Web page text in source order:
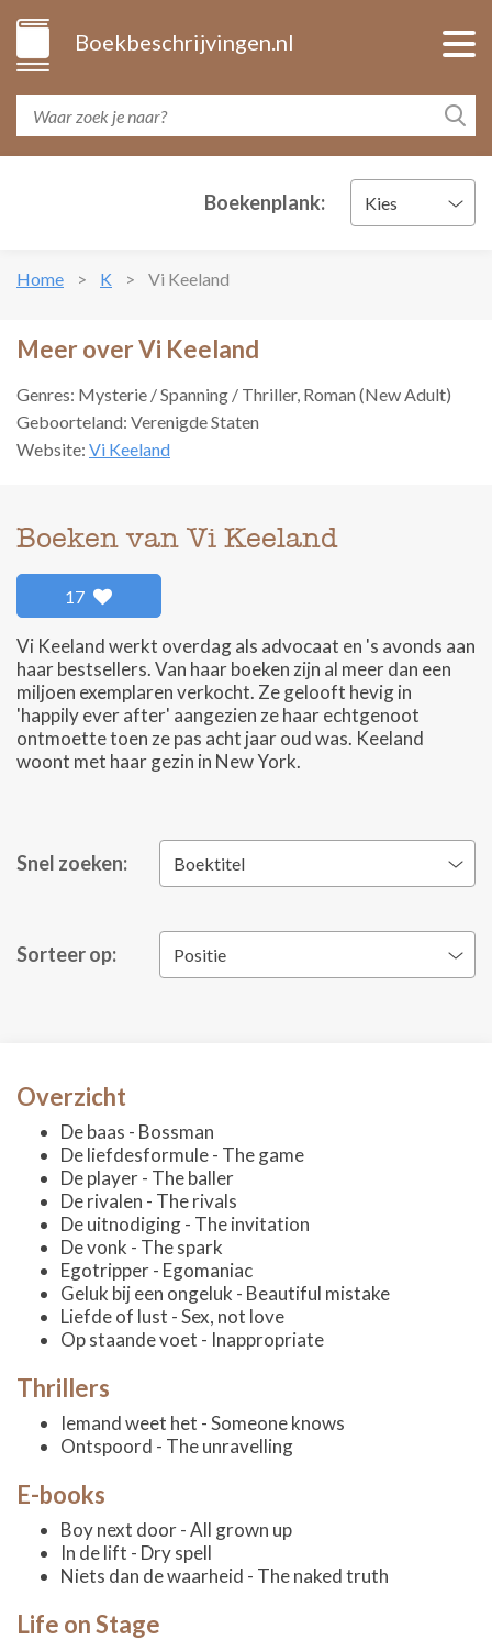
Boekbeschrijvingen.nl
Boekenplank: Kies
Home K Vi Keeland
Meer over Vi Keeland
Genres: Mysterie / Spanning / Thriller, Roman (New Adult)
Geboorteland: Verenigde Staten
Website: Vi Keeland
Boeken van Vi Keeland
17
Vi Keeland werkt overdag als advocaat en 's avonds aan
haar bestsellers. Van haar boeken zijn al meer dan een
miljoen exemplaren verkocht. Ze gelooft hevig in
'happily ever after' aangezien ze haar echtgenoot
ontmoette toen ze pas acht jaar oud was. Keeland
woont met haar gezin in New York.
Snel zoeken: Boektitel
Sorteer op: Positie
Overzicht
De baas - Bossman
De liefdesformule - The game
De player - The baller
De rivalen - The rivals
De uitnodiging - The invitation
De vonk - The spark
Egotripper - Egomaniac
Geluk bij een ongeluk - Beautiful mistake
Liefde of lust - Sex, not love
Op staande voet - Inappropriate
Thrillers
Iemand weet het - Someone knows
Ontspoord - The unravelling
E-books
Boy next door - All grown up
In de lift - Dry spell
Niets dan de waarheid - The naked truth
Life on Stage